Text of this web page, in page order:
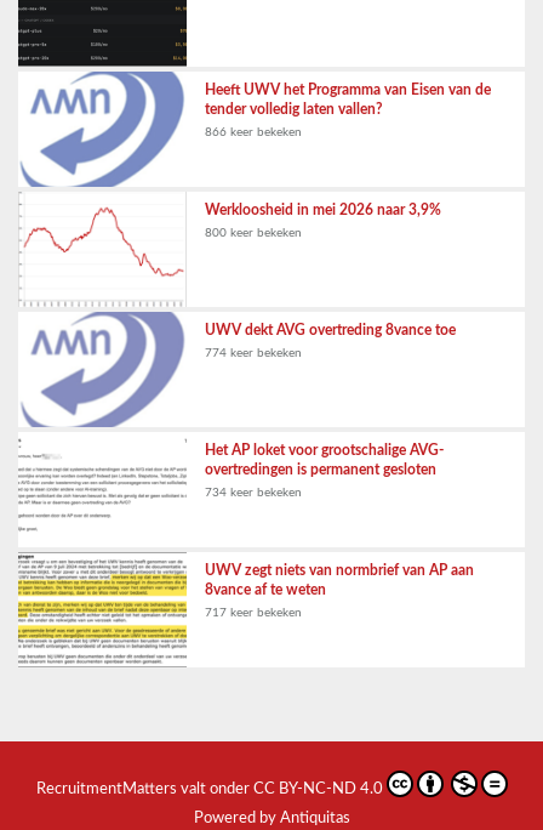
Heeft UWV het Programma van Eisen van de
tender volledig laten vallen?
866 keer bekeken
Werkloosheid in mei 2026 naar 3,9%
800 keer bekeken
UWV dekt AVG overtreding 8vance toe
774 keer bekeken
Het AP loket voor grootschalige AVG-
overtredingen is permanent gesloten
734 keer bekeken
UWV zegt niets van normbrief van AP aan
8vance af te weten
717 keer bekeken
RecruitmentMatters valt onder CC BY-NC-ND 4.0
Powered by Antiquitas